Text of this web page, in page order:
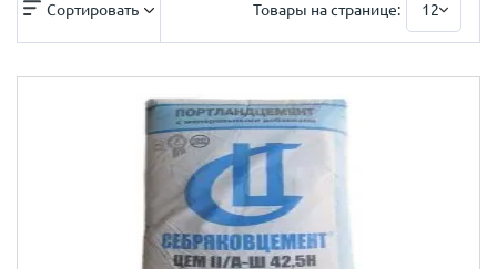
Сортировать Товары на странице: 12